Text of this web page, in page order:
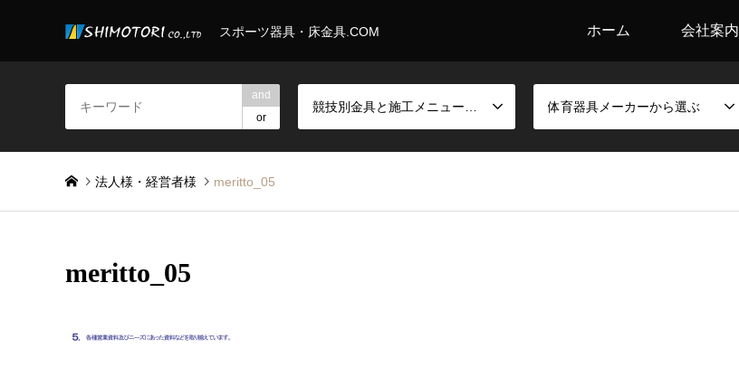
スポーツ器具・床金具.COM ホーム 会社案内
and
or
体育器具メーカーから選ぶ
法人様・経営者様 meritto_05
meritto_05